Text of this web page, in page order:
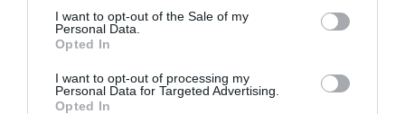
consent section.
I want to opt-out of the Sale of my
Personal Data.
Opted In
I want to opt-out of processing my
Personal Data for Targeted Advertising.
Opted In
SZERETNÉNK ÖNÁLLÓAN
MENNI A PIACRA?
INDULJ EL ELŐBB A
HŐSÉGBEN – LEHET, HOGY A